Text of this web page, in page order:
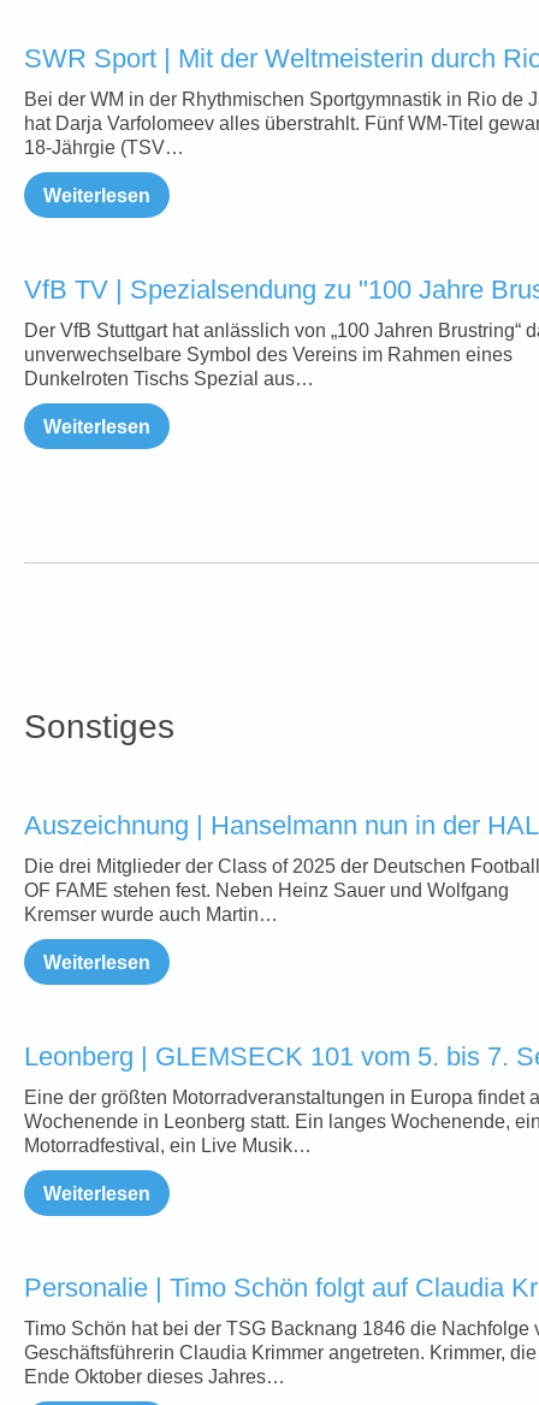
SWR Sport | Mit der Weltmeisterin durch
Bei der WM in der Rhythmischen Sportgymnastik in Rio de
hat Darja Varfolomeev alles überstrahlt. Fünf WM-Titel
18-Jährgie (TSV…
Weiterlesen
VfB TV | Spezialsendung zu "100 Jahre
Der VfB Stuttgart hat anlässlich von „100 Jahren Brustring“
unverwechselbare Symbol des Vereins im Rahmen eines
Dunkelroten Tischs Spezial aus…
Weiterlesen
Sonstiges
Auszeichnung | Hanselmann nun in der
Die drei Mitglieder der Class of 2025 der Deutschen
OF FAME stehen fest. Neben Heinz Sauer und Wolfgang
Kremser wurde auch Martin…
Weiterlesen
Leonberg | GLEMSECK 101 vom 5. bis 7.
Eine der größten Motorradveranstaltungen in Europa findet
Wochenende in Leonberg statt. Ein langes Wochenende,
Motorradfestival, ein Live Musik…
Weiterlesen
Personalie | Timo Schön folgt auf Claudia
Timo Schön hat bei der TSG Backnang 1846 die Nachfolge
Geschäftsführerin Claudia Krimmer angetreten. Krimmer,
Ende Oktober dieses Jahres…